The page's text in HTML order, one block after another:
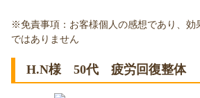
※免責事項：お客様個人の感想であり、効
ではありません
H.N様 50代 疲労回復整体